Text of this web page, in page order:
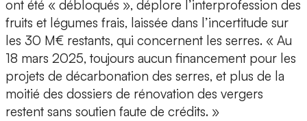
ont été « débloqués », déplore l’interprofession des
fruits et légumes frais, laissée dans l’incertitude sur
les 30 M€ restants, qui concernent les serres. « Au
18 mars 2025, toujours aucun financement pour les
projets de décarbonation des serres, et plus de la
moitié des dossiers de rénovation des vergers
restent sans soutien faute de crédits. »